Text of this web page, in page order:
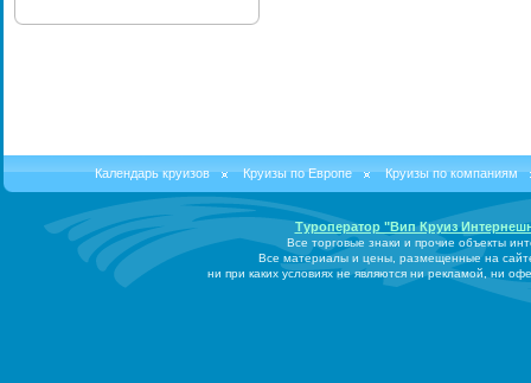
Календарь круизов Круизы по Европе Круизы по компаниям
Туроператор "Вип Круиз
Все торговые знаки и прочие объекты
Все материалы и цены, размещенные на
ни при каких условиях не являются ни рекламой, ни